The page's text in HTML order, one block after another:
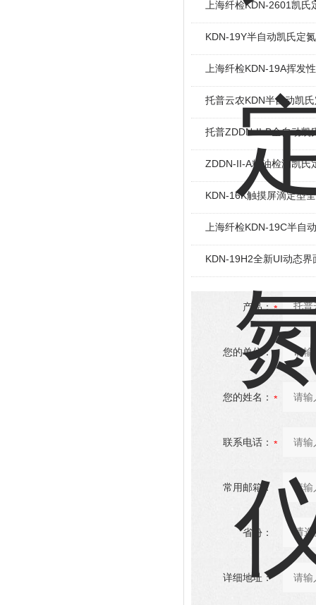
上海纤检KDN-2601凯氏
KDN-19Y半自动凯氏定
上海纤检KDN-19A挥发
托普云农KDN半自动凯
托普ZDDN-II-B全自动凯
ZDDN-II-A粮油检测凯氏
KDN-16K触摸屏滴定型
上海纤检KDN-19C半自
KDN-19H2全新UI动态
产品：
您的单位：
您的姓名：
联系电话：
常用邮箱：
省份：
详细地址：